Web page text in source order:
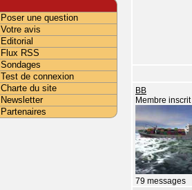
BB
Membre inscrit
79 messages
Poser une question
Votre avis
Editorial
Flux RSS
Sondages
Test de connexion
Charte du site
Newsletter
Partenaires